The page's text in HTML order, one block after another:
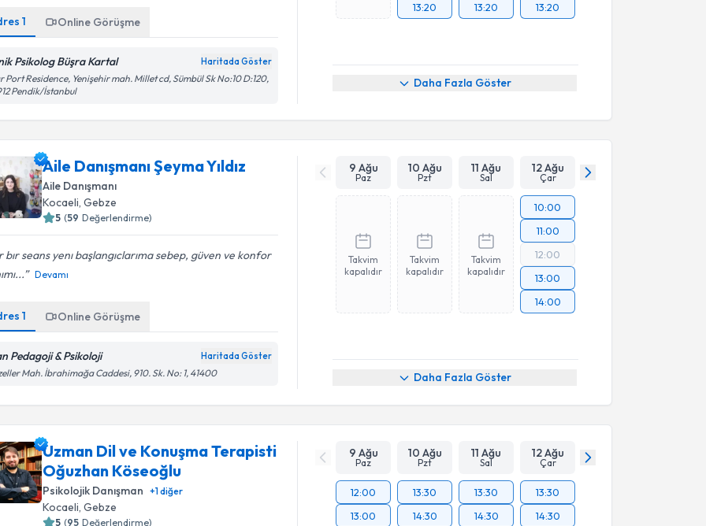
1 Online Görüşme
Psikolog Büşra Kartal Haritada Göster
Port Residence, Yenişehir mah. Millet cd, Sümbül Sk No:10 D:120,
Pendik/İstanbul
13:20
13:20
13:20
Daha Fazla Göster
Aile Danışmanı Şeyma Yıldız
Aile Danışmanı
Kocaeli, Gebze
5 (59 Değerlendirme)
bır seans yenı başlangıclarıma sebep, güven ve konfor
Devamı
1 Online Görüşme
Pedagoji & Psikoloji Haritada Göster
Mah. İbrahimağa Caddesi, 910. Sk. No: 1, 41400
9 Ağu
Paz
10 Ağu
Pzt
11 Ağu
Sal
12 Ağu
Çar
Takvim
kapalıdır
Takvim
kapalıdır
Takvim
kapalıdır
10:00
11:00
12:00
13:00
14:00
Daha Fazla Göster
Uzman Dil ve Konuşma Terapisti
Oğuzhan Köseoğlu
Psikolojik Danışman +1diğer
Kocaeli , Gebze
5 (95 Değerlendirme)
9 Ağu
Paz
10 Ağu
Pzt
11 Ağu
Sal
12 Ağu
Çar
12:00
13:00
13:30
14:30
13:30
14:30
13:30
14:30